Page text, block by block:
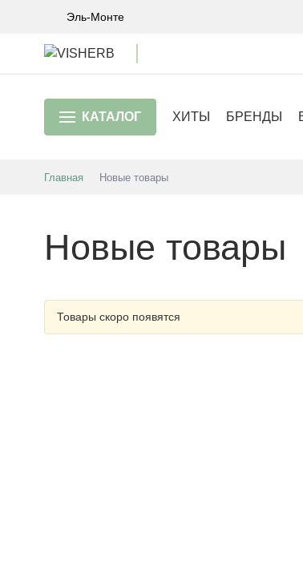
Эль-Монте
КАТАЛОГ ХИТЫ БРЕНДЫ
Главная Новые товары
Новые товары
Товары скоро появятся